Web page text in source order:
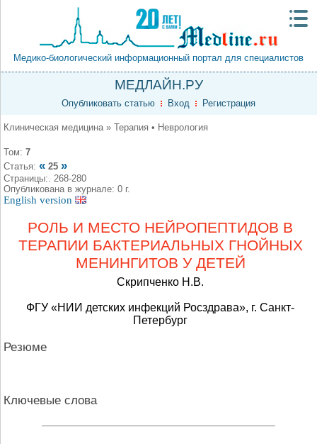
Медико-биологический информационный портал для специалистов
МЕДЛАЙН.РУ
Опубликовать статью Вход Регистрация
Клиническая медицина » Терапия • Неврология
Том: 7
Статья: « 25 »
Страницы:. 268-280
Опубликована в журнале: 0 г.
English version
РОЛЬ И МЕСТО НЕЙРОПЕПТИДОВ В
ТЕРАПИИ БАКТЕРИАЛЬНЫХ ГНОЙНЫХ
МЕНИНГИТОВ У ДЕТЕЙ
Скрипченко Н.В.
ФГУ «НИИ детских инфекций Росздрава», г. Санкт-
Петербург
Резюме
Ключевые слова